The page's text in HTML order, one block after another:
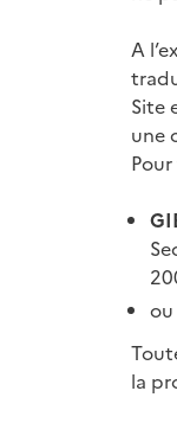
A
Site
une
ou
la